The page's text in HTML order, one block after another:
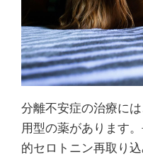
分離不安症の治療に
用型の薬があります
的セロトニン再取り